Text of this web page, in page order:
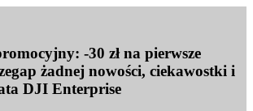
-30 zł na pierwsze
żadnej nowości, ciekawostki i
DJI Enterprise